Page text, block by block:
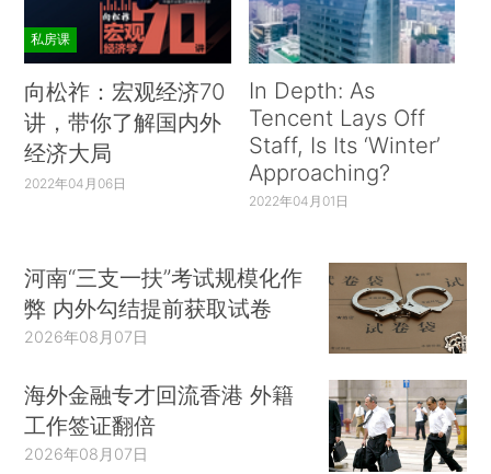
私房课
向松祚：宏观经济70
讲，带你了解国内外
经济大局
2022年04月06日
In Depth: As
Tencent Lays Off
Staff, Is Its ‘Winter’
Approaching?
2022年04月01日
河南“三支一扶”考试规模化作
弊 内外勾结提前获取试卷
2026年08月07日
海外金融专才回流香港 外籍
工作签证翻倍
2026年08月07日